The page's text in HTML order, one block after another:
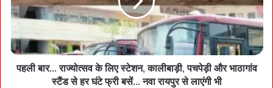
पहली बार... राज्योत्सव के लिए स्टेशन, कालीबाड़ी, पचपेड़ी और भाठागांव
स्टैंड से हर घंटे फ्री बसें... नवा रायपुर से लाएंगी भी